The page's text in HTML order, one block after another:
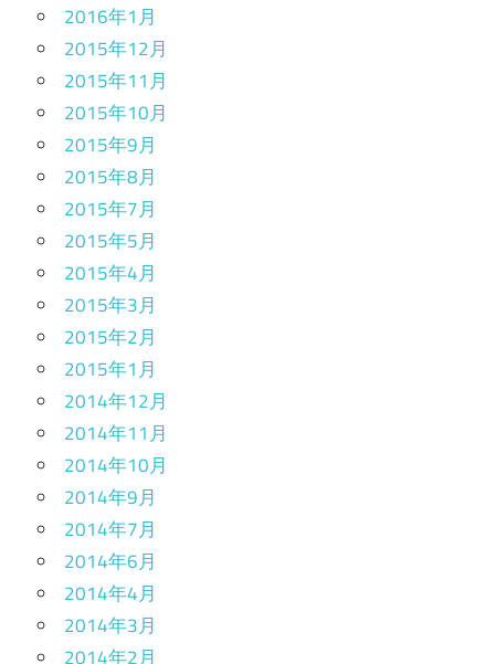
2016年1月
2015年12月
2015年11月
2015年10月
2015年9月
2015年8月
2015年7月
2015年5月
2015年4月
2015年3月
2015年2月
2015年1月
2014年12月
2014年11月
2014年10月
2014年9月
2014年7月
2014年6月
2014年4月
2014年3月
2014年2月